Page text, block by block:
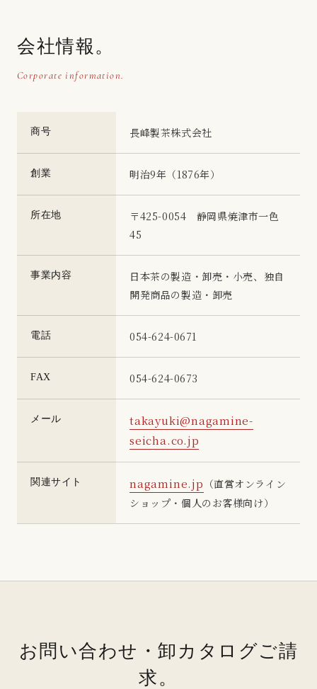
会社情報。
Corporate information.
商号 長峰製茶株式会社
創業 明治9年（1876年）
所在地
〒425-0054 静岡県焼津市一色
45
事業内容
日本茶の製造・卸売・小売、独自
開発商品の製造・卸売
電話 054-624-0671
FAX 054-624-0673
メール
takayuki@nagamine-
seicha.co.jp
関連サイト nagamine.jp （直営オンライン
ショップ・個人のお客様向け）
お問い合わせ・卸カタログご請
求。